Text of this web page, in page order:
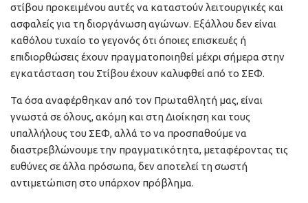
στίβου προκειμένου αυτές να καταστούν λειτουργικές και
ασφαλείς για τη διοργάνωση αγώνων. Εξάλλου δεν είναι
καθόλου τυχαίο το γεγονός ότι όποιες επισκευές ή
επιδιορθώσεις έχουν πραγματοποιηθεί μέχρι σήμερα στην
εγκατάσταση του Στίβου έχουν καλυφθεί από το ΣΕΦ.
Τα όσα αναφέρθηκαν από τον Πρωταθλητή μας, είναι
γνωστά σε όλους, ακόμη και στη Διοίκηση και τους
υπαλλήλους του ΣΕΦ, αλλά το να προσπαθούμε να
διαστρεβλώνουμε την πραγματικότητα, μεταφέροντας τις
ευθύνες σε άλλα πρόσωπα, δεν αποτελεί τη σωστή
αντιμετώπιση στο υπάρχον πρόβλημα.